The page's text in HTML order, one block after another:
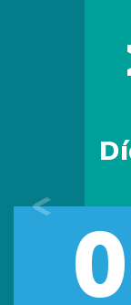
Previous